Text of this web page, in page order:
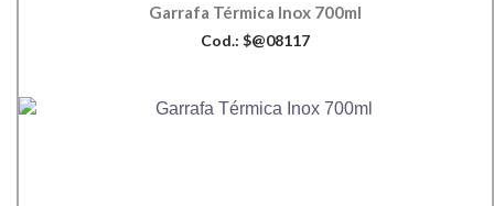
Garrafa Térmica Inox 700ml
Cod.: $@08117